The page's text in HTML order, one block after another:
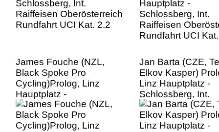
James Fouche (NZL,
Black Spoke Pro
Cycling)Prolog, Linz
Hauptplatz -
Schlossberg, Int.
Raiffeisen Oberösterreich
Rundfahrt UCI Kat. 2.2
Jan Barta (CZE,
Elkov Kasper)
Linz Hauptplatz -
Schlossberg, Int.
Raiffeisen
Rundfahrt UCI